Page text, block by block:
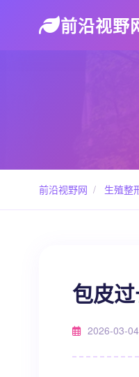
前沿视野
前沿视野网 / 生殖整
包皮
2026-03-